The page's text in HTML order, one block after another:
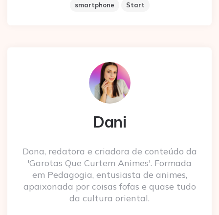
smartphone
Start
Dani
Dona, redatora e criadora de conteúdo da
'Garotas Que Curtem Animes'. Formada
em Pedagogia, entusiasta de animes,
apaixonada por coisas fofas e quase tudo
da cultura oriental.